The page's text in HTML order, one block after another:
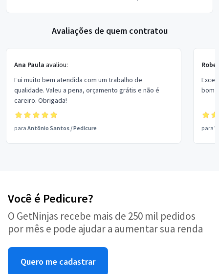
Avaliações de quem contratou
Ana Paula avaliou:
Fui muito bem atendida com um trabalho de
qualidade. Valeu a pena, orçamento grátis e não é
careiro. Obrigada!
para Antônio Santos /Pedicure
bom
para
Você é Pedicure?
O GetNinjas recebe mais de 250 mil pedidos
por mês e pode ajudar a aumentar sua renda
Quero me cadastrar